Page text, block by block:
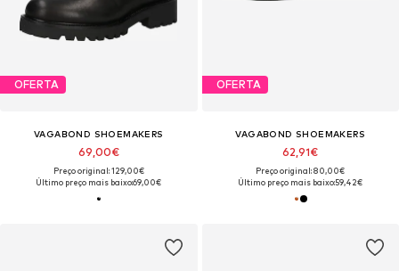
OFERTA
VAGABOND SHOEMAKERS
69,00€
Preço original: 129,00€
Último preço mais baixo:69,00€
OFERTA
VAGABOND SHOEMAKERS
62,91€
Preço original: 80,00€
Último preço mais baixo:59,42€